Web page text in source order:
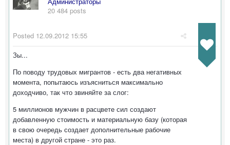
20 484 posts
Posted 12.09.2012 15:55
Зы...
По поводу трудовых мигрантов - есть два негативных
момента, попытаюсь изъясниться максимально
доходчиво, так что звиняйте за слог:
5 миллионов мужчин в расцвете сил создают
добавленную стоимость и материальную базу (которая
в свою очередь создает дополнительные рабочие
места) в другой стране - это раз.